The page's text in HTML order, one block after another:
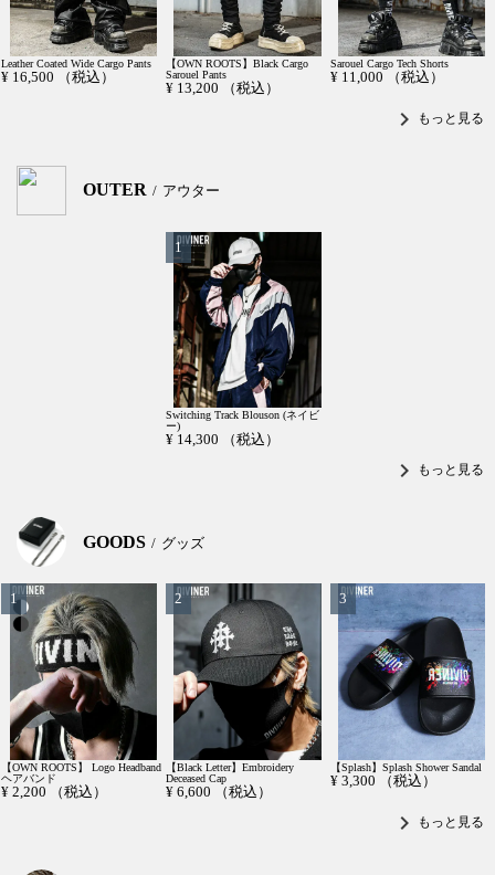
Leather Coated Wide Cargo Pants
¥ 16,500 （税込）
【OWN ROOTS】Black Cargo
Sarouel Pants
¥ 13,200 （税込）
Sarouel Cargo Tech Shorts
¥ 11,000 （税込）
chevron_right もっと見る
OUTER アウター
Switching Track Blouson (ネイビ
ー)
¥ 14,300 （税込）
chevron_right もっと見る
GOODS グッズ
【OWN ROOTS】 Logo Headband
ヘアバンド
¥ 2,200 （税込）
【Black Letter】Embroidery
Deceased Cap
¥ 6,600 （税込）
【Splash】Splash Shower Sandal
¥ 3,300 （税込）
chevron_right もっと見る